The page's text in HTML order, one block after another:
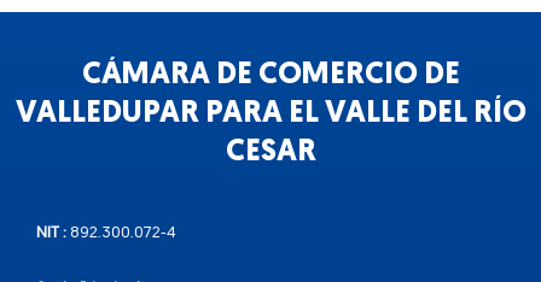
CÁMARA DE COMERCIO DE
VALLEDUPAR PARA EL VALLE DEL RÍO
CESAR
NIT : 892.300.072-4